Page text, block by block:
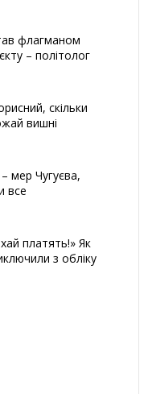
флагманом
– політолог
скільки
вишні
мер Чугуєва,
все
платять!» Як
з обліку